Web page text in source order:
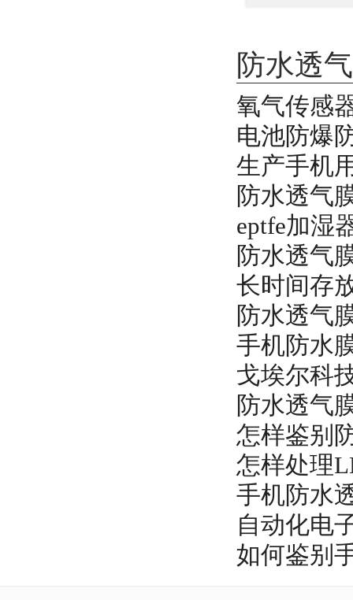
防水透
氧气传感
电池防爆
生产手机
防水透气
eptfe加湿
防水透气
长时间存
防水透气
手机防水
戈埃尔科
防水透气
怎样鉴别
怎样处理
手机防水
自动化电
如何鉴别